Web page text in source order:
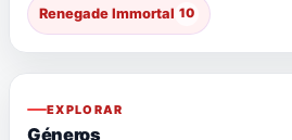
Renegade Immortal 10
EXPLORAR
Géneros